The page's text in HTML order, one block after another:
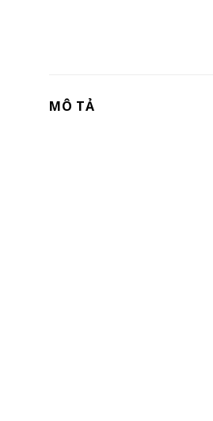
MÔ TẢ